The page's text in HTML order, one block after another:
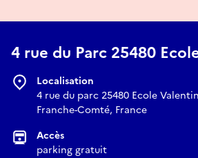
4 rue du Parc 25480
Localisation
4 rue du parc 25480 Ecole
Franche-Comté, France
Accès
parking gratuit